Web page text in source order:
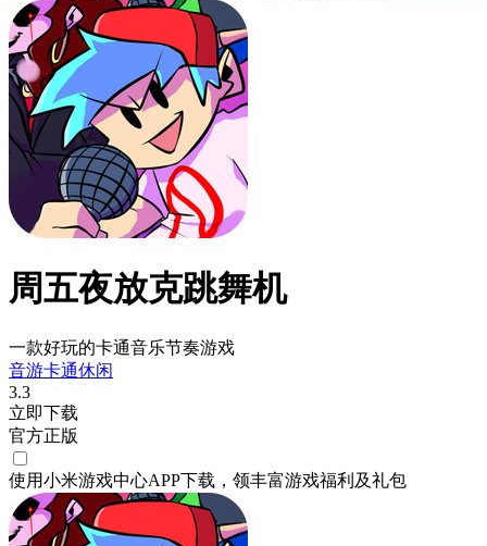
周五夜放克跳舞机
一款好玩的卡通音乐节奏游戏
音游卡通休闲
3.3
立即下载
官方正版
使用小米游戏中心APP下载 ，领丰富游戏福利 及礼包